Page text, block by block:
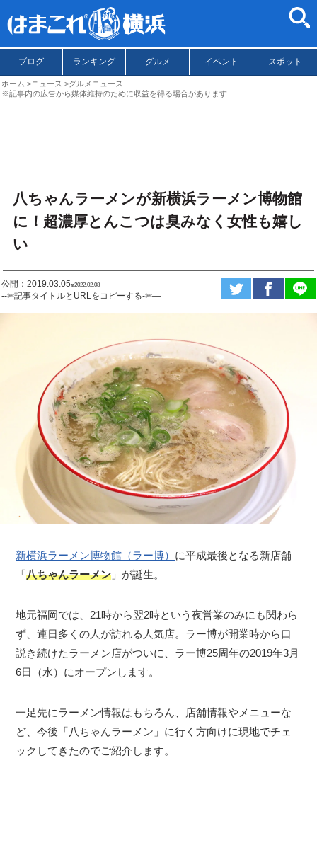
ブログ ランキング グルメ イベント スポット
ホーム ニュース
グルメニュース
※記事内の広告から媒体維持のために収益を得る場合があります
八ちゃんラーメンが新横浜ラーメン博物館
に！超濃厚とんこつは臭みなく女性も嬉し
い
公開：2019.03.05ಇ2022.02.08
--✄記事タイトルとURLをコピーする-✄—
新横浜ラーメン博物館（ラー博） に平成最後となる新店舗
「八ちゃんラーメン 」が誕生。
地元福岡では、21時から翌2時という夜営業のみにも関わら
ず、連日多くの人が訪れる人気店。ラー博が開業時から口
説き続けたラーメン店がついに、ラー博25周年の2019年3月
6日（水）にオープンします。
一足先にラーメン情報はもちろん、店舗情報やメニューな
ど、今後「八ちゃんラーメン」に行く方向けに現地でチェ
ックしてきたのでご紹介します。